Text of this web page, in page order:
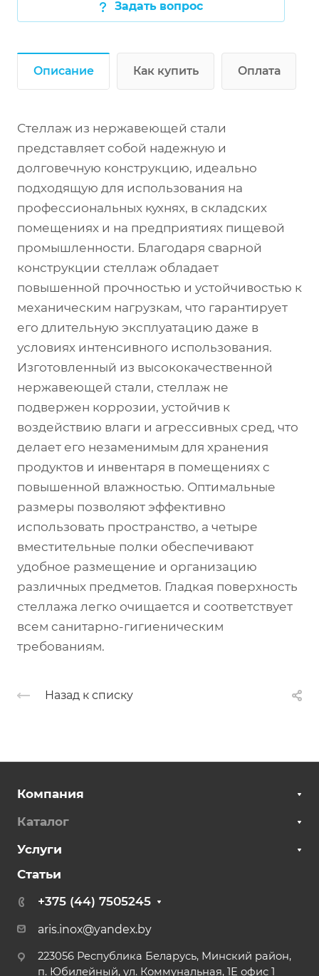
Задать вопрос
Описание Как купить Оплата
Стеллаж из нержавеющей стали
представляет собой надежную и
долговечную конструкцию, идеально
подходящую для использования на
профессиональных кухнях, в складских
помещениях и на предприятиях пищевой
промышленности. Благодаря сварной
конструкции стеллаж обладает
повышенной прочностью и устойчивостью к
механическим нагрузкам, что гарантирует
его длительную эксплуатацию даже в
условиях интенсивного использования.
Изготовленный из высококачественной
нержавеющей стали, стеллаж не
подвержен коррозии, устойчив к
воздействию влаги и агрессивных сред, что
делает его незаменимым для хранения
продуктов и инвентаря в помещениях с
повышенной влажностью. Оптимальные
размеры позволяют эффективно
использовать пространство, а четыре
вместительные полки обеспечивают
удобное размещение и организацию
различных предметов. Гладкая поверхность
стеллажа легко очищается и соответствует
всем санитарно-гигиеническим
требованиям.
Назад к списку
Компания
Каталог
Услуги
Статьи
+375 (44) 7505245
aris.inox@yandex.by
223056 Республика Беларусь, Минский район,
п. Юбилейный, ул. Коммунальная, 1Е офис 1